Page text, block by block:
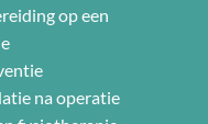
op een
na operatie